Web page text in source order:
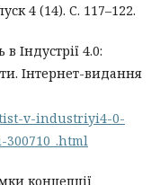
4 (14). С. 117–122.
Індустрії 4.0:
Інтернет-видання
v-industriyi4-0-
концепції